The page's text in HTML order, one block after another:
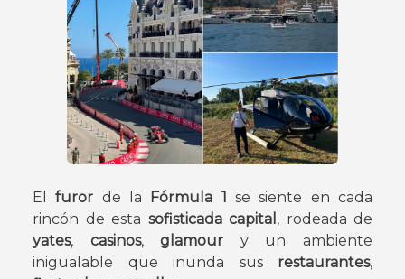
Elfuror de la Fórmula 1 se siente en cada
rincón de esta sofisticada capital , rodeada de
yates, casinos,glamour y un ambiente
inigualable que inunda sus restaurantes,